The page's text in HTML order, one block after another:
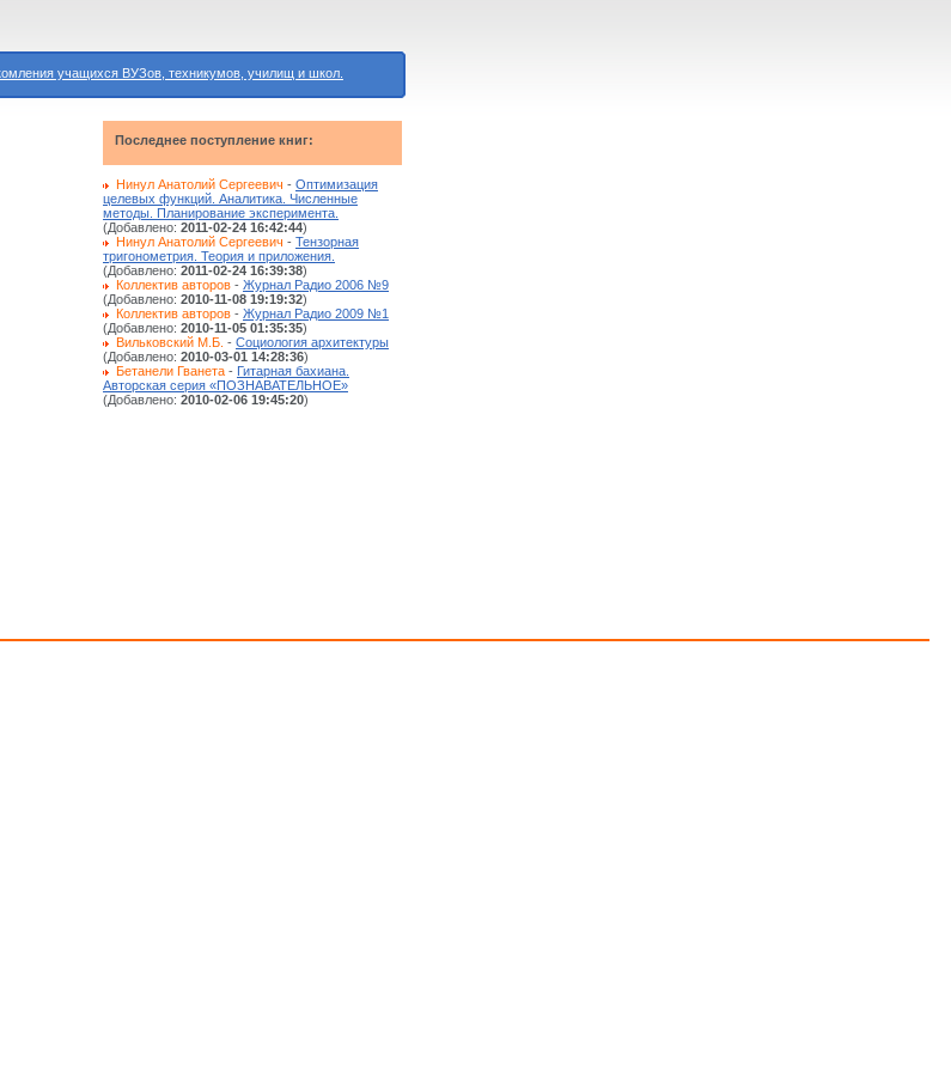
учащихся ВУЗов, техникумов, училищ и школ.
Последнее поступление книг:
Нинул Анатолий Сергеевич - Оптимизация
целевых функций. Аналитика. Численные
методы. Планирование эксперимента.
(Добавлено: 2011-02-24 16:42:44)
Нинул Анатолий Сергеевич - Тензорная
тригонометрия. Теория и приложения.
(Добавлено: 2011-02-24 16:39:38)
Коллектив авторов - Журнал Радио 2006 №9
(Добавлено: 2010-11-08 19:19:32)
Коллектив авторов - Журнал Радио 2009 №1
(Добавлено: 2010-11-05 01:35:35)
Вильковский М.Б. - Социология архитектуры
(Добавлено: 2010-03-01 14:28:36)
Бетанели Гванета - Гитарная бахиана.
Авторская серия «ПОЗНАВАТЕЛЬНОЕ»
(Добавлено: 2010-02-06 19:45:20)